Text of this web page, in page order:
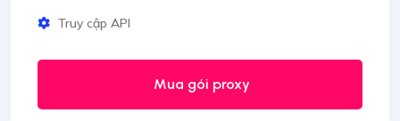
Truy cập API
Mua gói proxy